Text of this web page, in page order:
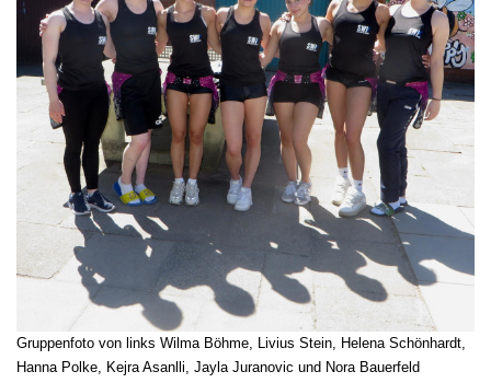
Gruppenfoto von links Wilma Böhme, Livius Stein, Helena Schönhardt,
Hanna Polke, Kejra Asanlli, Jayla Juranovic und Nora Bauerfeld